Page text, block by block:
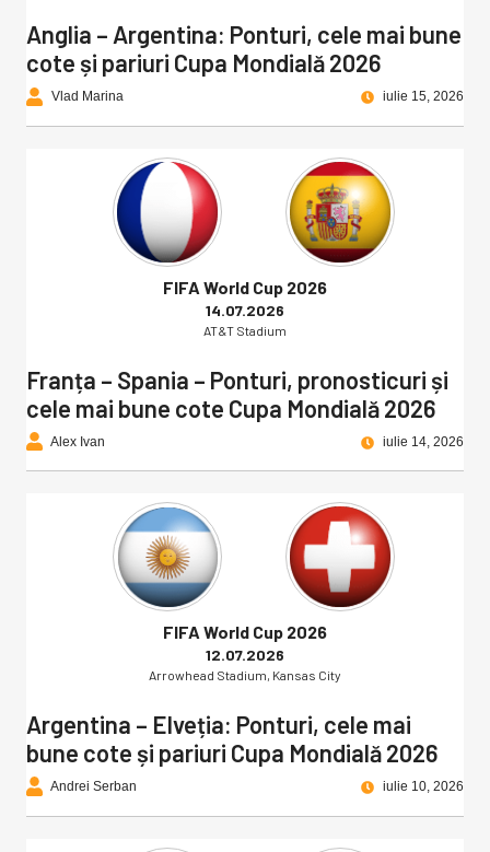
Anglia – Argentina: Ponturi, cele mai bune
cote și pariuri Cupa Mondială 2026
Vlad Marina iulie 15, 2026
FIFA World Cup 2026
14.07.2026
AT&T Stadium
Franța – Spania – Ponturi, pronosticuri și
cele mai bune cote Cupa Mondială 2026
Alex Ivan iulie 14, 2026
FIFA World Cup 2026
12.07.2026
Arrowhead Stadium, Kansas City
Argentina – Elveția: Ponturi, cele mai
bune cote și pariuri Cupa Mondială 2026
Andrei Serban iulie 10, 2026